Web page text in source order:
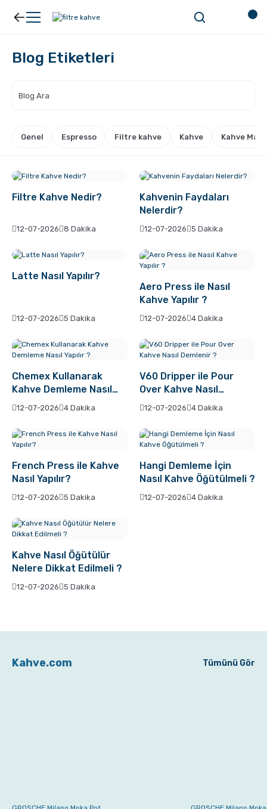
Kahve
Filtre Kahve
Türk Kahvesi
Pratik Filtre Kahve
Kafeinsiz Kahveler
Çözünebilir Kahve
Soğuk Kahve
Sporcu Kahveleri
Ekipman
Filtreler
Dripper
Moka Pot
Aeropress
Makine Temizleyiciler
Blog Etiketleri
Genel Espresso Filtre kahve Kahve Kahve
Filtre Kahve Nedir?
12-07-2026 8 Dakika
Kahvenin Faydaları
Nelerdir?
12-07-2026 5 Dakika
Latte Nasıl Yapılır?
12-07-2026 5 Dakika
Aero Press ile Nasıl
Kahve Yapılır ?
12-07-2026 4 Dakika
Chemex Kullanarak
Kahve Demleme Nasıl
Yapılır ?
12-07-2026 4 Dakika
V60 Dripper ile Pour
Over Kahve Nasıl
Demlenir ?
12-07-2026 4 Dakika
French Press ile Kahve
Nasıl Yapılır?
12-07-2026 5 Dakika
Hangi Demleme İçin
Nasıl Kahve Öğütülmeli ?
12-07-2026 4 Dakika
Kahve Nasıl Öğütülür
Nelere Dikkat Edilmeli ?
12-07-2026 5 Dakika
Kahve.com Tümünü Gör